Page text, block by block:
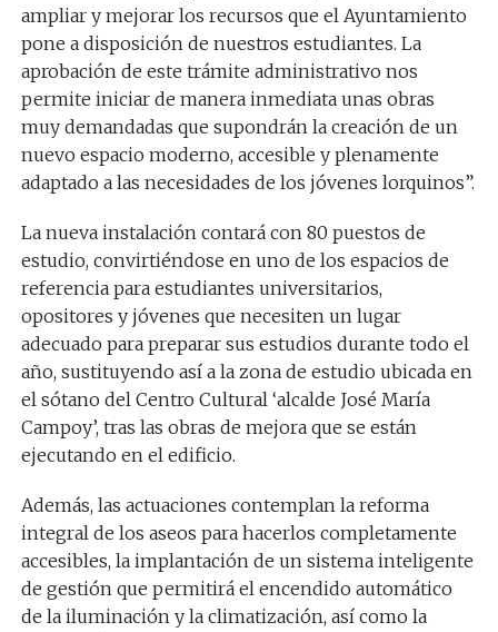
ampliar y mejorar los recursos que el Ayuntamiento
pone a disposición de nuestros estudiantes. La
aprobación de este trámite administrativo nos
permite iniciar de manera inmediata unas obras
muy demandadas que supondrán la creación de un
nuevo espacio moderno, accesible y plenamente
adaptado a las necesidades de los jóvenes lorquinos”.
La nueva instalación contará con 80 puestos de
estudio, convirtiéndose en uno de los espacios de
referencia para estudiantes universitarios,
opositores y jóvenes que necesiten un lugar
adecuado para preparar sus estudios durante todo el
año, sustituyendo así a la zona de estudio ubicada en
el sótano del Centro Cultural ‘alcalde José María
Campoy’, tras las obras de mejora que se están
ejecutando en el edificio.
Además, las actuaciones contemplan la reforma
integral de los aseos para hacerlos completamente
accesibles, la implantación de un sistema inteligente
de gestión que permitirá el encendido automático
de la iluminación y la climatización, así como la